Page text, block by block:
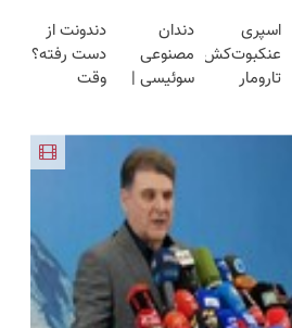
🔥
هفته!!😍
ساخت!!!
اسپری
عنکبوت‌‌کش
تارومار
دندان
مصنوعی
سوئیسی |
طبیعی!
ویزیت
رایگان+پرداخت
اقساطی😍
دندونت از
دست رفته؟
وقت